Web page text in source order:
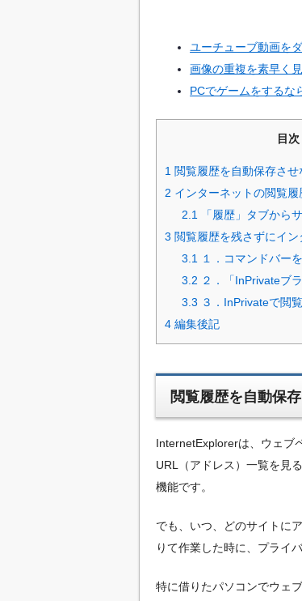
ユーチューブ動画を
画像の重複を素早く
PCでゲームをするな
目次
1 閲覧履歴を自動保存させ
2 インターネットの閲覧履
2.1 「履歴」タブから
3 閲覧履歴を残さずにイ
3.1 １．コマンドバー
3.2 ２．「InPrivateブ
3.3 ３．InPrivateで閲
4 編集後記
閲覧履歴を自動保
InternetExplorerは、ウェブ
URL（アドレス）一覧を見
機能です。
でも、いつ、どのサイトに
りて作業した時に、プライ
特に借りたパソコンでウェ